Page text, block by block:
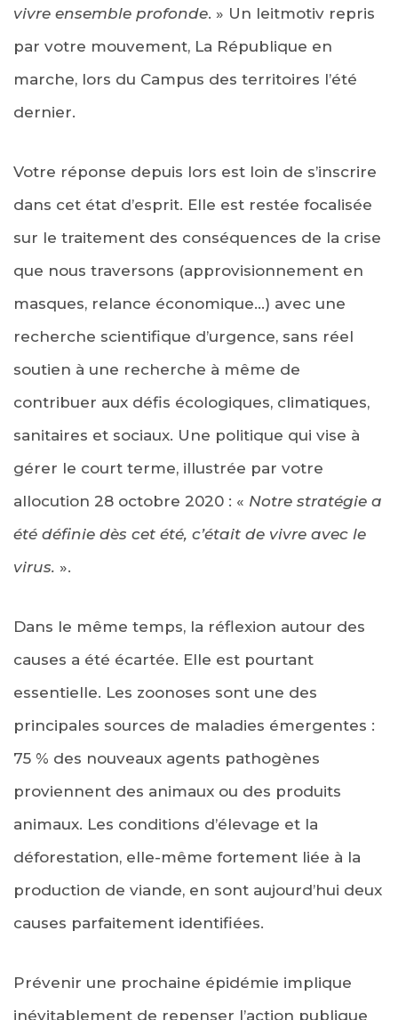
vivre ensemble profonde. » Un leitmotiv repris
par votre mouvement, La République en
marche, lors du Campus des territoires l’été
dernier.
Votre réponse depuis lors est loin de s’inscrire
dans cet état d’esprit. Elle est restée focalisée
sur le traitement des conséquences de la crise
que nous traversons (approvisionnement en
masques, relance économique…) avec une
recherche scientifique d’urgence, sans réel
soutien à une recherche à même de
contribuer aux défis écologiques, climatiques,
sanitaires et sociaux. Une politique qui vise à
gérer le court terme, illustrée par votre
allocution 28 octobre 2020 : « Notre stratégie a
été définie dès cet été, c’était de vivre avec le
virus. ».
Dans le même temps, la réflexion autour des
causes a été écartée. Elle est pourtant
essentielle. Les zoonoses sont une des
principales sources de maladies émergentes :
75 % des nouveaux agents pathogènes
proviennent des animaux ou des produits
animaux. Les conditions d’élevage et la
déforestation, elle-même fortement liée à la
production de viande, en sont aujourd’hui deux
causes parfaitement identifiées.
Prévenir une prochaine épidémie implique
inévitablement de repenser l’action publique